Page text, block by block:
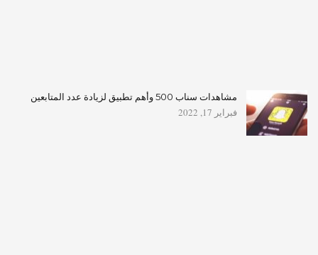
مشاهدات سناب 500 وأهم تطبيق لزيادة عدد المتابعين
فبراير 17, 2022